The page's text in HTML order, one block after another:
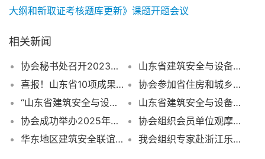
下一篇：协会召开《山东省建筑施工特种作业人员继续教育
相关新闻
协会秘书处召开2023年度工作总结会议
山东省建筑安全与设备管理协会迁址公告
喜报！山东省10项成果获首届建筑机械智能建造科技（设计）成果应用竞赛一、二、三等奖
协会参加省住房和城乡建设厅推动工程建设团体标准高质量发展座谈会
“山东省建筑安全与设备管理协会”集体商标获批注册
山东省建筑安全与设备管理协会开通微信公众平台
协会成功举办2025年山东省工程建设安全管理小组（SC小组）活动优秀成果竞赛决赛
协会组织会员单位观摩天元建设集团有限公司标准化智慧工地建设